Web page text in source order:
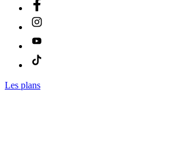
Les plans